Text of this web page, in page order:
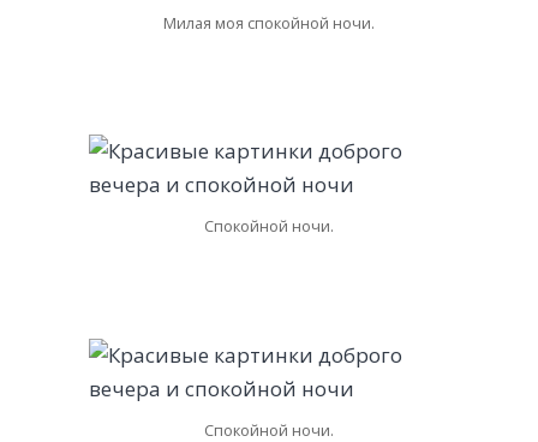
Милая моя спокойной ночи.
Спокойной ночи.
Спокойной ночи.